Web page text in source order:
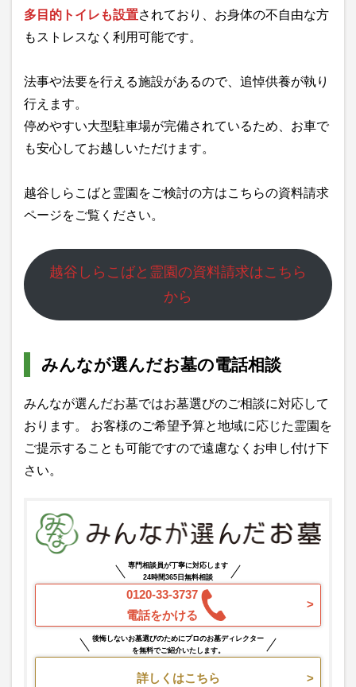
多目的トイレも設置されており、お身体の不自由な方
もストレスなく利用可能です。
法事や法要を行える施設があるので、追悼供養が執り
行えます。
停めやすい大型駐車場が完備されているため、お車で
も安心してお越しいただけます。
越谷しらこばと霊園をご検討の方はこちらの資料請求
ページをご覧ください。
越谷しらこばと霊園の資料請求はこちら
から
みんなが選んだお墓の電話相談
みんなが選んだお墓ではお墓選びのご相談に対応して
おります。 お客様のご希望予算と地域に応じた霊園を
ご提示することも可能ですので遠慮なくお申し付け下
さい。
専門相談員が丁寧に対応します
24時間365日無料相談
0120-33-3737
電話をかける
後悔しないお墓選びのためにプロのお墓ディレクター
を無料でご紹介いたします。
詳しくはこちら